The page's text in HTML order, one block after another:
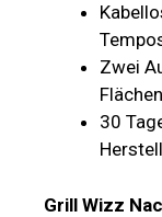
Zwei
Flächen
30
Grill Wizz